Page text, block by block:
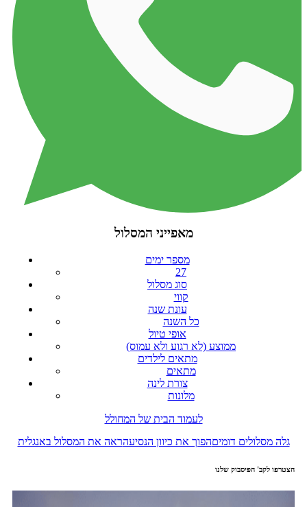
מאפייני המסלול
מספר ימים
27
סוג מסלול
קווי
עונת שנה
כל השנה
אופי טיול
ממוצע (לא רגוע ולא עמוס)
מתאים לילדים
מתאים
צורת לינה
מלונות
לעמוד הבית של המחולל
גלה מסלולים דומיםהפוך את כיוון הנסיעהראה את המסלול באנגלית
הצטרפו לקב' הפיסבוק שלנו